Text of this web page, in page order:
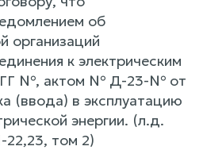
об
организаций
к электрическим
№, актом № Д-23-№ от
(ввода) в эксплуатацию
энергии. (л.д.
22,23, том 2)